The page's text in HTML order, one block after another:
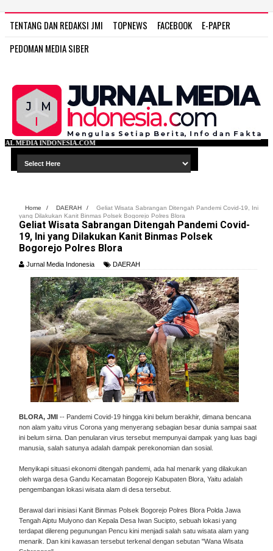
TENTANG DAN REDAKSI JMI TOPNEWS FACEBOOK
E-PAPER
PEDOMAN MEDIA SIBER
Home / DAERAH /
Geliat Wisata Sabrangan Ditengah Pandemi Covid-19, Ini
yang Dilakukan Kanit Binmas Polsek Bogorejo Polres Blora
Geliat Wisata Sabrangan Ditengah Pandemi Covid-
19, Ini yang Dilakukan Kanit Binmas Polsek
Bogorejo Polres Blora
Jurnal Media Indonesia DAERAH
BLORA, JMI -- Pandemi Covid-19 hingga kini belum berakhir, dimana bencana
non alam yaitu virus Corona yang menyerang sebagian besar dunia sampai saat
ini belum sirna. Dan penularan virus tersebut mempunyai dampak yang luas bagi
manusia, salah satunya adalah dampak perekonomian dan sosial.
Menyikapi situasi ekonomi ditengah pandemi, ada hal menarik yang dilakukan
oleh warga desa Gandu Kecamatan Bogorejo Kabupaten Blora, Yaitu adalah
pengembangan lokasi wisata alam di desa tersebut.
Berawal dari inisiasi Kanit Binmas Polsek Bogorejo Polres Blora Polda Jawa
Tengah Aiptu Mulyono dan Kepala Desa Iwan Sucipto, sebuah lokasi yang
terdapat dilereng pegunungan Pencu kini menjadi salah satu wisata alam yang
menarik. Dan kini kawasan tersebut terkenal dengan sebutan "Wana Wisata